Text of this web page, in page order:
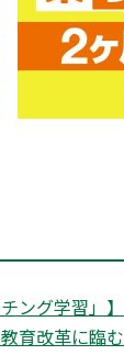
ング学習」】
育改革に臨む